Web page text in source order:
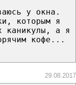
у окна.
которым я
каникулы, а я
кофе...
29.08.2017